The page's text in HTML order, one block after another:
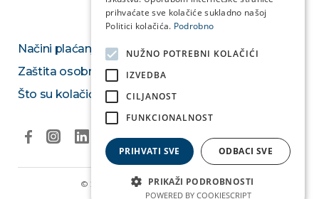
Načini plaćanja
Zaštita osobnih podataka
Što su kolačići
© 2026. Medikol Ustanova & Medivia.
Izjava o privatnosti
prihvaćate sve kolačiće sukladno našoj
Politici kolačića. Podrobno
NUŽNO POTREBNI KOLAČIĆI
IZVEDBA
CILJANOST
FUNKCIONALNOST
PRIHVATI SVE ODBACI SVE
PRIKAŽI PODROBNOSTI
POWERED BY COOKIESCRIPT